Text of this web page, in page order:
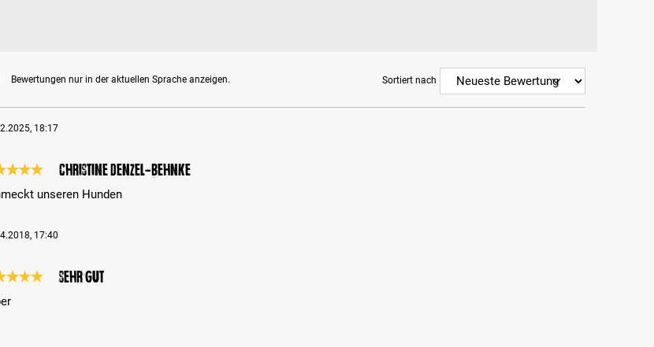
Bewertungen nur in der aktuellen Sprache anzeigen. Sortiert nach
18:17
Christine Denzel-Behnke
unseren Hunden
17:40
Sehr gut